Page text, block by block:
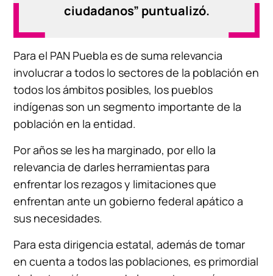
ciudadanos” puntualizó.
Para el PAN Puebla es de suma relevancia
involucrar a todos lo sectores de la población en
todos los ámbitos posibles, los pueblos
indígenas son un segmento importante de la
población en la entidad.
Por años se les ha marginado, por ello la
relevancia de darles herramientas para
enfrentar los rezagos y limitaciones que
enfrentan ante un gobierno federal apático a
sus necesidades.
Para esta dirigencia estatal, además de tomar
en cuenta a todos las poblaciones, es primordial